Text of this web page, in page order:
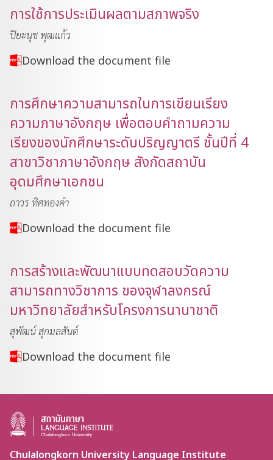
การใช้การประเมินผลตามสภาพจริง
ปิยะนุช พุฒแก้ว
Download the document file
การศึกษาความสามารถในการเขียนเรียง
ความภาษาอังกฤษ เพื่อตอบคำถามความ
เรียงของนักศึกษาระดับปริญญาตรี ชั้นปีที่ 4
สาขาวิชาภาษาอังกฤษ สังกัดสถาบัน
อุดมศึกษาเอกชน
ถาวร ทิศทองคำ
Download the document file
การสร้างและพัฒนาแบบทดสอบวัดความ
สามารถทางวิชาการ ของจุฬาลงกรณ์
มหาวิทยาลัยสำหรับโครงการนานาชาติ
สุพัฒน์ สุกมลสันต์
Download the document file
Chulalongkorn University Language Institute